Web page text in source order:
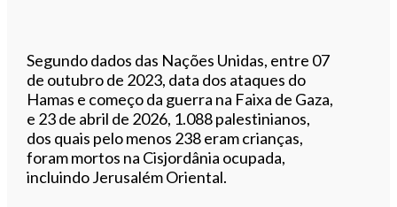
Segundo dados das Nações Unidas, entre 07
de outubro de 2023, data dos ataques do
Hamas e começo da guerra na Faixa de Gaza,
e 23 de abril de 2026, 1.088 palestinianos,
dos quais pelo menos 238 eram crianças,
foram mortos na Cisjordânia ocupada,
incluindo Jerusalém Oriental.